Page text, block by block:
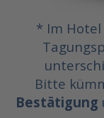
* Im
Bitte
Bestätigung